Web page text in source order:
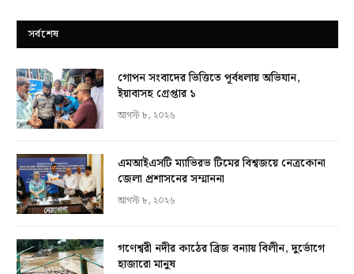
সর্বশেষ
গোপন সংবাদের ভিত্তিতে পূর্বধলায় অভিযান,
ইয়াবাসহ গ্রেপ্তার ১
আগস্ট ৮, ২০২৬
এমআইএসটি ম্যাভিরভ টিমের বিশ্বজয়ে নেত্রকোনা
জেলা প্রশাসনের সম্মাননা
আগস্ট ৮, ২০২৬
গণেশ্বরী নদীর কাঠের ব্রিজ বন্যায় বিলীন, দুর্ভোগে
হাজারো মানুষ